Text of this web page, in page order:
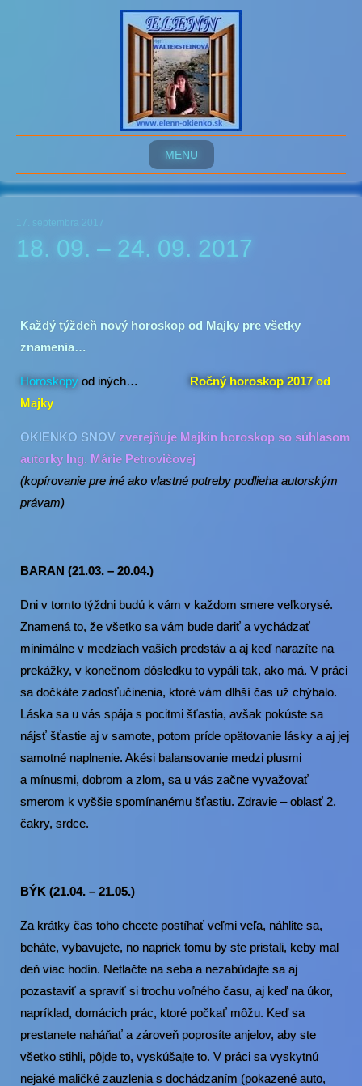
MENU
17. septembra 2017
18. 09. – 24. 09. 2017
Každý týždeň nový horoskop od Majky pre všetky
znamenia…
Horoskopy od iných… Ročný horoskop 2017 od
Majky
OKIENKO SNOV zverejňuje Majkin horoskop so súhlasom
autorky Ing. Márie Petrovičovej
(kopírovanie pre iné ako vlastné potreby podlieha autorským
právam)
BARAN (21.03. – 20.04.)
Dni v tomto týždni budú k vám v každom smere veľkorysé.
Znamená to, že všetko sa vám bude dariť a vychádzať
minimálne v medziach vašich predstáv a aj keď narazíte na
prekážky, v konečnom dôsledku to vypáli tak, ako má. V práci
sa dočkáte zadosťučinenia, ktoré vám dlhší čas už chýbalo.
Láska sa u vás spája s pocitmi šťastia, avšak pokúste sa
nájsť šťastie aj v samote, potom príde opätovanie lásky a aj jej
samotné naplnenie. Akési balansovanie medzi plusmi
a mínusmi, dobrom a zlom, sa u vás začne vyvažovať
smerom k vyššie spomínanému šťastiu. Zdravie – oblasť 2.
čakry, srdce.
BÝK (21.04. – 21.05.)
Za krátky čas toho chcete postíhať veľmi veľa, náhlite sa,
beháte, vybavujete, no napriek tomu by ste pristali, keby mal
deň viac hodín. Netlačte na seba a nezabúdajte sa aj
pozastaviť a spraviť si trochu voľného času, aj keď na úkor,
napríklad, domácich prác, ktoré počkať môžu. Keď sa
prestanete naháňať a zároveň poprosíte anjelov, aby ste
všetko stihli, pôjde to, vyskúšajte to. V práci sa vyskytnú
nejaké maličké zauzlenia s dochádzaním (pokazené auto,